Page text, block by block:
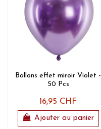
Ballons effet miroir Violet -
50 Pcs
16,95 CHF
Ajouter au panier